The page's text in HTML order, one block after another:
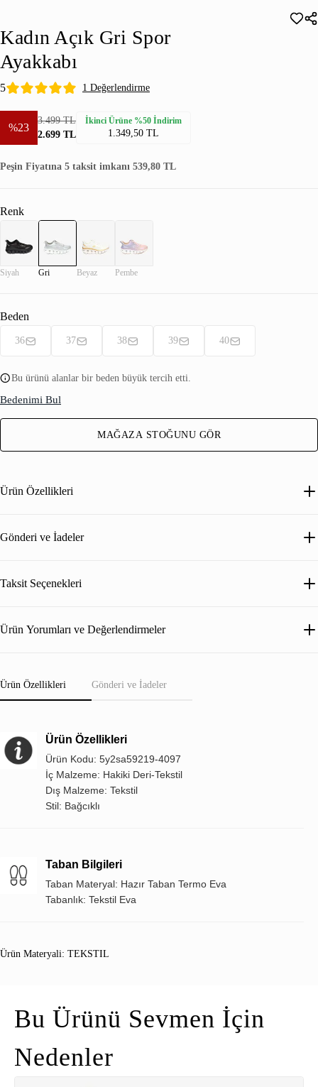
Kadın Açık Gri Spor
Ayakkabı
5 1 Değerlendirme
%23
3.499 TL
2.699 TL
İkinci Ürüne %50 İndirim
1.349,50 TL
Peşin Fiyatına 5 taksit imkanı 539,80 TL
Renk
Siyah Gri Beyaz Pembe
Beden
36 37 38 39 40
Bu ürünü alanlar bir beden büyük tercih etti.
Bedenimi Bul
MAĞAZA STOĞUNU GÖR
Ürün Özellikleri
Gönderi ve İadeler
Taksit Seçenekleri
Ürün Yorumları ve Değerlendirmeler
Ürün Özellikleri Gönderi ve İadeler
Ürün Özellikleri
Ürün Kodu: 5y2sa59219-4097
İç Malzeme: Hakiki Deri-Tekstil
Dış Malzeme: Tekstil
Stil: Bağcıklı
Taban Bilgileri
Taban Materyal: Hazır Taban Termo Eva
Tabanlık: Tekstil Eva
Ürün Materyali: TEKSTIL
Bu Ürünü Sevmen İçin
Nedenler